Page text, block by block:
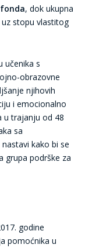
, dok ukupna
stopu vlastitog
učenika s
obrazovne
njihovih
i emocionalno
u trajanju od 48
sa
kako bi se
grupa podrške za
godine
pomoćnika u